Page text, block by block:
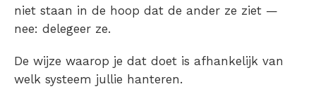
niet staan in de hoop dat de ander ze ziet —
nee: delegeer ze.
De wijze waarop je dat doet is afhankelijk van
welk systeem jullie hanteren.